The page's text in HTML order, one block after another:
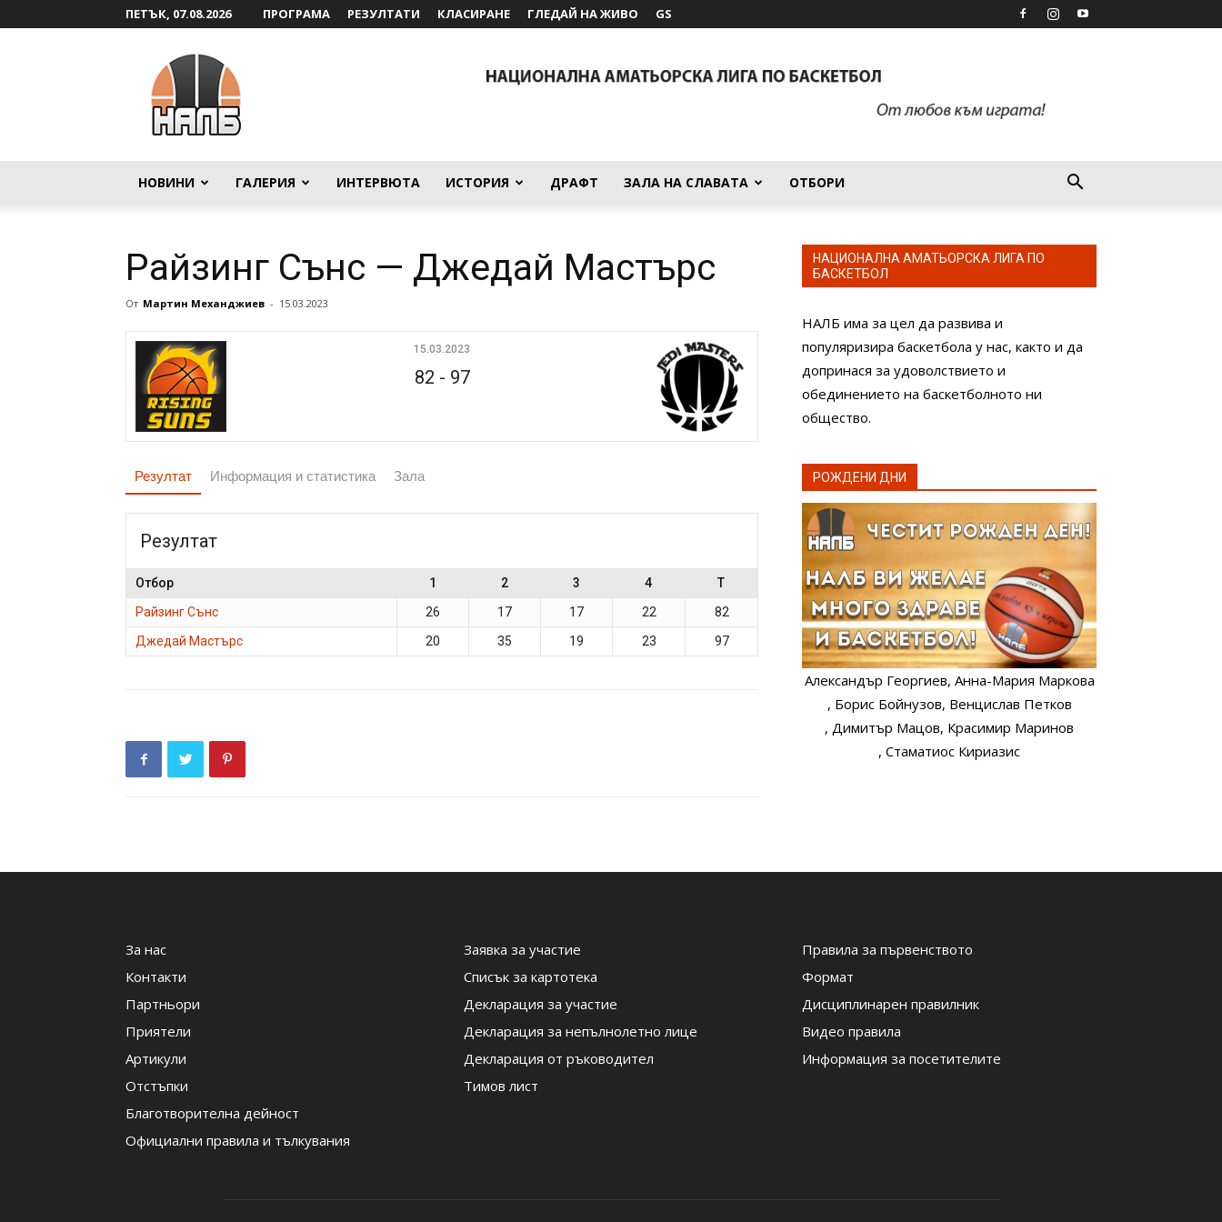
ПЕТЪК, 07.08.2026 ПРОГРАМА РЕЗУЛТАТИ КЛАСИРАНЕ ГЛЕДАЙ НА ЖИВО GS
НОВИНИ ГАЛЕРИЯ ИНТЕРВЮТА ИСТОРИЯ ДРАФТ ЗАЛА НА СЛАВАТА ОТБОРИ
Райзинг Сънс — Джедай Мастърс
От Мартин Механджиев - 15.03.2023
15.03.2023
82 - 97
Резултат Информация и статистика Зала
Резултат
Отбор 1 2 3 4
T
Райзинг Сънс
26 17 17 22
82
Джедай Мастърс
20 35 19 23 97
НАЦИОНАЛНА АМАТЬОРСКА ЛИГА ПО
БАСКЕТБОЛ
НАЛБ има за цел да развива и
популяризира баскетбола у нас, както и да
допринася за удоволствието и
обединението на баскетболното ни
общество.
РОЖДЕНИ ДНИ
Александър Георгиев, Анна-Мария Маркова
, Борис Бойнузов, Венцислав Петков
, Димитър Мацов, Красимир Маринов
, Стаматиос Кириазис
За нас
Контакти
Партньори
Приятели
Артикули
Отстъпки
Благотворителна дейност
Официални правила и тълкувания
Заявка за участие
Списък за картотека
Декларация за участие
Декларация за непълнолетно лице
Декларация от ръководител
Тимов лист
Правила за първенството
Формат
Дисциплинарен правилник
Видео правила
Информация за посетителите